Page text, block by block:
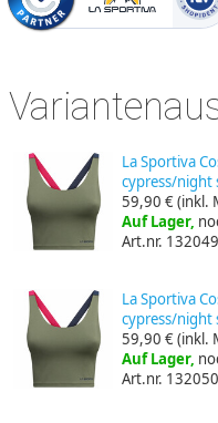
La Sportiva
cypress/night
59,90 €(inkl.
Auf Lager,
Art.nr. 132049
La Sportiva
cypress/night
59,90 €(inkl.
Auf Lager,
Art.nr. 132050